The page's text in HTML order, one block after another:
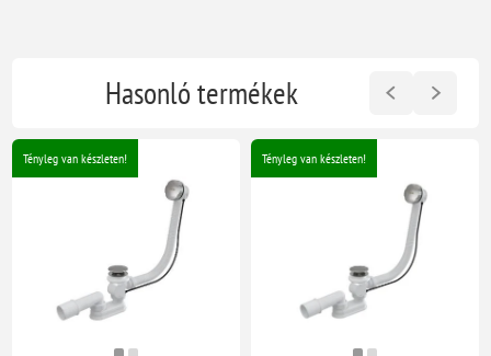
Hasonló termékek
Tényleg van készleten! Tényleg van készleten!